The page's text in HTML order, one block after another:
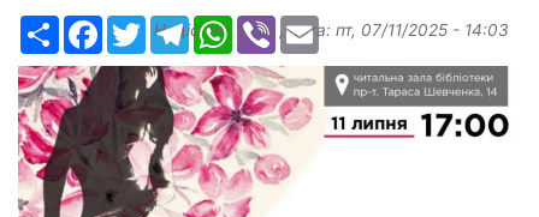
РесурсFacebook
TwitterTelegramWhatsApp
ViberEmail
Надіслав: ilona , дата: пт, 07/11/2025 - 14:03